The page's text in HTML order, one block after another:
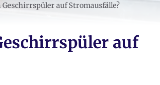
auf Stromausfälle?
auf